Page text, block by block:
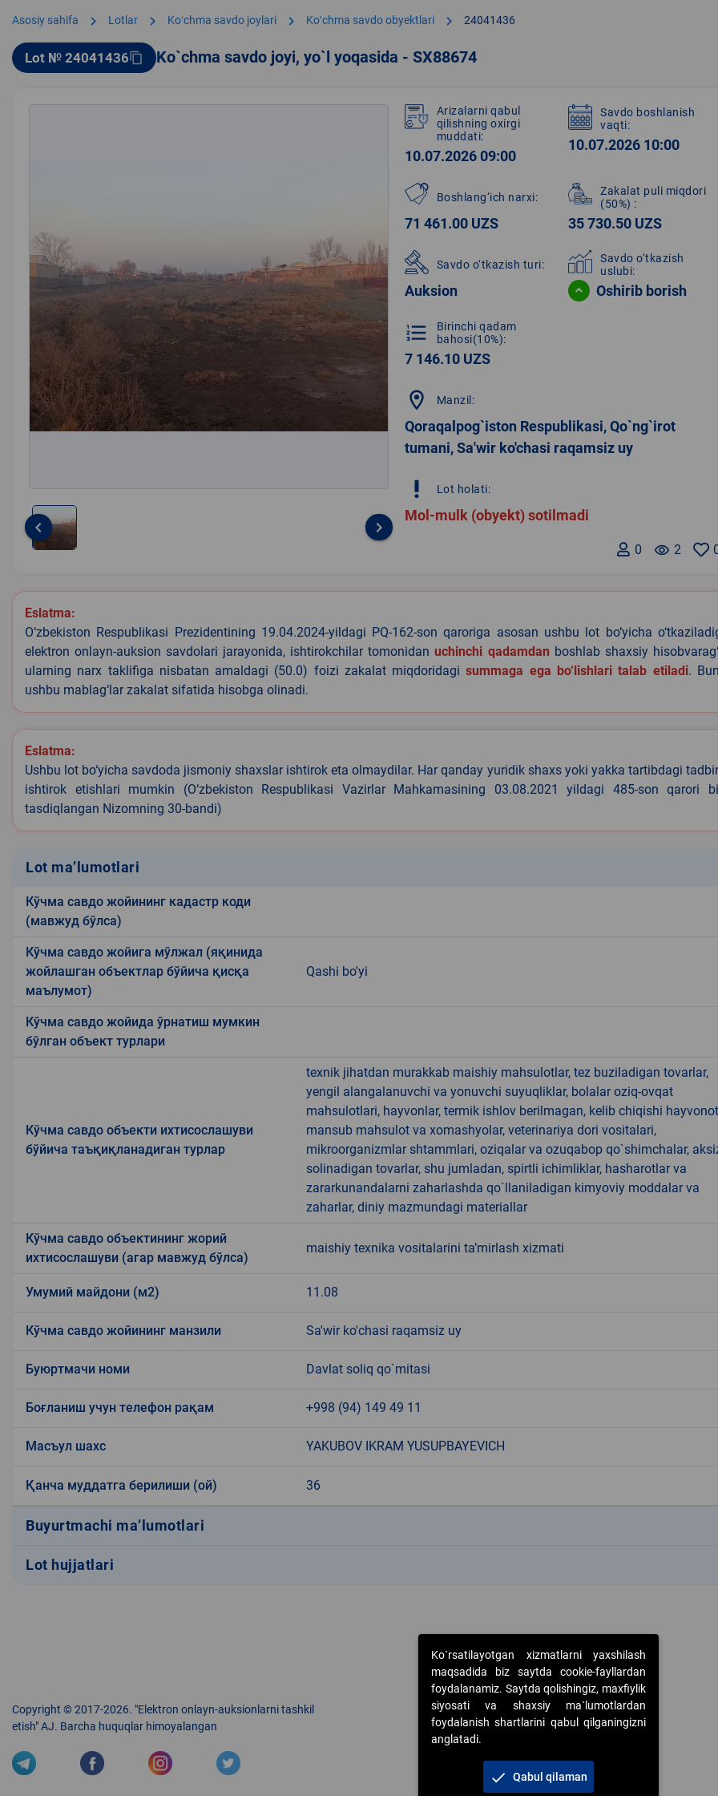
Asosiy sahifa chevron_right Lotlar chevron_right Koʻchma savdo joylari chevron_right Koʻchma savdo obyektlari chevron_right 24041436
Lot № 24041436content_copy Ko`chma savdo joyi, yo`l yoqasida - SX88674
of
1
keyboard_arrow_left keyboard_arrow_right
Arizalarni qabul
qilishning oxirgi
muddati:
10.07.2026 09:00
Savdo boshlanish
vaqti:
10.07.2026 10:00
Boshlang‘ich narxi:
71 461.00 UZS
Zakalat puli miqdori
(50%) :
35 730.50 UZS
Savdo o‘tkazish turi:
Auksion
Savdo o‘tkazish
uslubi:
Oshirib borish
format_list_numbered
Birinchi qadam
bahosi(10%):
7 146.10 UZS
location_on Manzil:
Qoraqalpog`iston Respublikasi, Qo`ng`irot
tumani, Sa'wir ko'chasi raqamsiz uy
priority_high Lot holati:
Mol-mulk (obyekt) sotilmadi
remove_red_eye 2
0
Eslatma:
O‘zbekiston Respublikasi Prezidentining 19.04.2024-yildagi PQ-162-son qaroriga asosan ushbu lot bo‘yicha
elektron onlayn-auksion savdolari jarayonida, ishtirokchilar tomonidanuchinchi qadamdan boshlab shaxsiy
ularning narx taklifiga nisbatan amaldagi (50.0) foizi zakalat miqdoridagisummaga ega bo‘lishlari talab etiladi.
ushbu mablag‘lar zakalat sifatida hisobga olinadi.
Eslatma:
Ushbu lot bo‘yicha savdoda jismoniy shaxslar ishtirok eta olmaydilar. Har qanday yuridik shaxs yoki yakka tartibdagi
ishtirok etishlari mumkin (O‘zbekiston Respublikasi Vazirlar Mahkamasining 03.08.2021 yildagi 485-son qarori
tasdiqlangan Nizomning 30-bandi)
Lot ma’lumotlari
Кўчма савдо жойининг кадастр коди
(мавжуд бўлса)
Кўчма савдо жойига мўлжал (яқинида
жойлашган объектлар бўйича қисқа
маълумот)
Qashi bo'yi
Кўчма савдо жойида ўрнатиш мумкин
бўлган объект турлари
Кўчма савдо объекти ихтисослашуви
бўйича таъқиқланадиган турлар
texnik jihatdan murakkab maishiy mahsulotlar, tez buziladigan tovarlar,
yengil alangalanuvchi va yonuvchi suyuqliklar, bolalar oziq-ovqat
mahsulotlari, hayvonlar, termik ishlov berilmagan, kelib chiqishi
mansub mahsulot va xomashyolar, veterinariya dori vositalari,
mikroorganizmlar shtammlari, oziqalar va ozuqabop qo`shimchalar,
solinadigan tovarlar, shu jumladan, spirtli ichimliklar, hasharotlar va
zararkunandalarni zaharlashda qo`llaniladigan kimyoviy moddalar va
zaharlar, diniy mazmundagi materiallar
Кўчма савдо объектининг жорий
ихтисослашуви (агар мавжуд бўлса)
maishiy texnika vositalarini taʼmirlash xizmati
Умумий майдони (м2) 11.08
Кўчма савдо жойининг манзили Sa'wir ko'chasi raqamsiz uy
Буюртмачи номи Davlat soliq qo`mitasi
Боғланиш учун телефон рақам +998 (94) 149 49 11
Масъул шахс YAKUBOV IKRAM YUSUPBAYEVICH
Қанча муддатга берилиши (ой) 36
Buyurtmachi ma’lumotlari
Lot hujjatlari
Copyright © 2017-2026. "Elektron onlayn-auksionlarni tashkil
etish" AJ. Barcha huquqlar himoyalangan
Ko`rsatilayotgan xizmatlarni yaxshilash
maqsadida biz saytda cookie-fayllardan
foydalanamiz. Saytda qolishingiz, maxfiylik
siyosati va shaxsiy ma`lumotlardan
foydalanish shartlarini qabul qilganingizni
anglatadi.
check Qabul qilaman